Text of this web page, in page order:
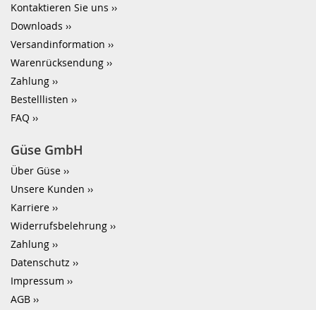
Kontaktieren Sie uns
Downloads
Versandinformation
Warenrücksendung
Zahlung
Bestelllisten
FAQ
Güse GmbH
Über Güse
Unsere Kunden
Karriere
Widerrufsbelehrung
Zahlung
Datenschutz
Impressum
AGB